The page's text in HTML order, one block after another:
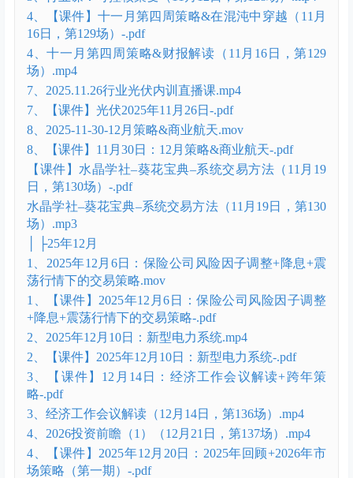
1、十一月第二周策略（11月2日，第126场）.mp4
2025-11-23 周策略-.pdf
2025.11.23周策略.mp4
2、【课件】十一月第三周策略&在震荡的市场中寻找
主线（11月9日，第127场）-.pdf
2、十一月第三周策略（11月9日，第127场）.mp4
3、2025年11月12日可控核聚变-.pdf
3、行业课：可控核聚变（11月12日，第128场）.mp4
4、【课件】十一月第四周策略&在混沌中穿越（11月
16日，第129场）-.pdf
4、十一月第四周策略&财报解读（11月16日，第129
场）.mp4
7、2025.11.26行业光伏内训直播课.mp4
7、【课件】光伏2025年11月26日-.pdf
8、2025-11-30-12月策略&商业航天.mov
8、【课件】11月30日：12月策略&商业航天-.pdf
【课件】水晶学社–葵花宝典–系统交易方法（11月19
日，第130场）-.pdf
水晶学社–葵花宝典–系统交易方法（11月19日，第130
场）.mp3
│ ├25年12月
1、2025年12月6日：保险公司风险因子调整+降息+震
荡行情下的交易策略.mov
1、【课件】2025年12月6日：保险公司风险因子调整
+降息+震荡行情下的交易策略-.pdf